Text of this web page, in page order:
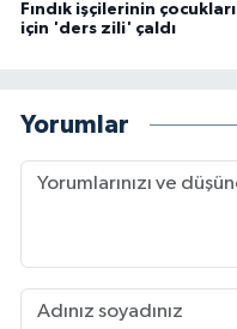
Fındık işçilerinin çocukları
için 'ders zili' çaldı
Yorumlar